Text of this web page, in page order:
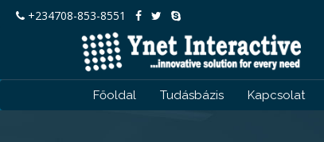
+234708-853-8551
Főoldal Tudásbázis Kapcsolat